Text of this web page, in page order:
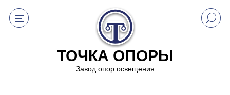
ТОЧКА ОПОРЫ
Завод опор освещения